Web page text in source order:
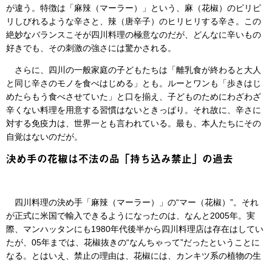
が違う。特徴は「麻辣（マーラー）」という、麻（花椒）のピリピ
リしびれるような辛さと、辣（唐辛子）のヒリヒリする辛さ。この
絶妙なバランスこそが四川料理の極意なのだが、どんなに辛いもの
好きでも、その刺激の強さには驚かされる。
さらに、四川の一般家庭の子どもたちは「離乳食が終わると大人
と同じ辛さのモノを食べはじめる」とも。ルーとワンも「歩きはじ
めたらもう食べさせていた」と口を揃え、子どものためにわざわざ
辛くない料理を用意する習慣はないときっぱり。それ故に、辛さに
対する免疫力は、世界一とも言われている。最も、本人たちにその
自覚はないのだが。
決め手の花椒は不法の品「持ち込み禁止」の過去
四川料理の決め手「麻辣（マーラー）」の“マー（花椒）”。それ
が正式に米国で輸入できるようになったのは、なんと2005年。実
際、マンハッタンにも1980年代後半から四川料理店は存在はしてい
たが、05年までは、花椒抜きの“なんちゃって”だったということに
なる。とはいえ、禁止の理由は、花椒には、カンキツ系の植物の生